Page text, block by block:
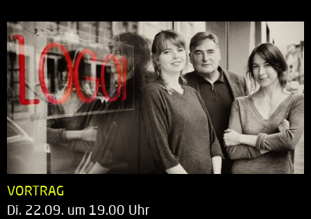
VORTRAG
Di. 22.09. um 19.00 Uhr